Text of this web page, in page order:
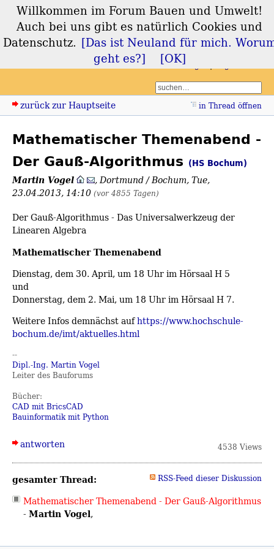
Forum Bauen und
Umwelt
zurück zur Hauptseite in Thread öffnen
Mathematischer Themenabend -
Der Gauß-Algorithmus (HS Bochum)
Martin Vogel ,Dortmund / Bochum,Tue,
23.04.2013, 14:10 (vor 4855 Tagen)
Der Gauß-Algorithmus - Das Universalwerkzeug der
Linearen Algebra
Mathematischer Themenabend
Dienstag, dem 30. April, um 18 Uhr im Hörsaal H 5
und
Donnerstag, dem 2. Mai, um 18 Uhr im Hörsaal H 7.
Weitere Infos demnächst aufhttps://www.hochschule-
bochum.de/imt/aktuelles.html
--
Dipl.-Ing. Martin Vogel
Leiter des Bauforums
Bücher:
CAD mit BricsCAD
Bauinformatik mit Python
antworten 4538 Views
gesamter Thread: RSS-Feed dieser Diskussion
Mathematischer Themenabend - Der Gauß-Algorithmus
- Martin Vogel,
Willkommen im Forum Bauen und Umwelt!
Auch bei uns gibt es natürlich Cookies und
Datenschutz. [Das ist Neuland für mich.
geht es?]
[OK]